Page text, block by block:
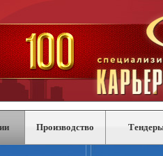
Производство